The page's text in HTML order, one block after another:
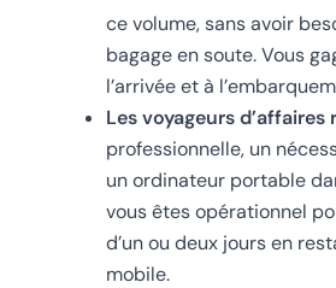
ce volume, sans avoir
bagage en soute. Vous
l’arrivée et à
Les voyageurs d’affaires
professionnelle, un
un ordinateur portable
vous êtes opérationnel
d’un ou deux jours en
mobile.